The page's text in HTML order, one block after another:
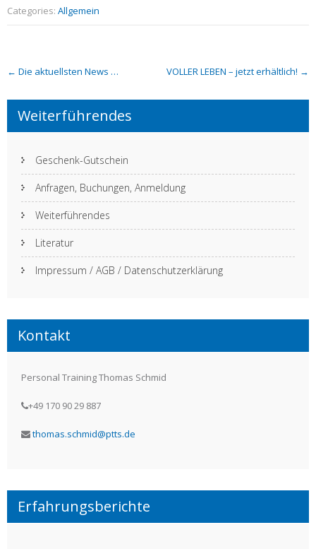
Categories: Allgemein
Post
navigation
← Die aktuellsten News … VOLLER LEBEN – jetzt erhältlich! →
Weiterführendes
Geschenk-Gutschein
Anfragen, Buchungen, Anmeldung
Weiterführendes
Literatur
Impressum / AGB / Datenschutzerklärung
Kontakt
Personal Training Thomas Schmid
+49 170 90 29 887
thomas.schmid@ptts.de
Erfahrungsberichte